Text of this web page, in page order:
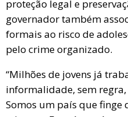
proteção legal e
governador também
formais ao risco de
pelo crime organizado.
“Milhões de jovens já
informalidade, sem
Somos um país que finge